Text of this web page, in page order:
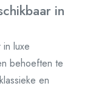
in
in luxe
behoeften te
en